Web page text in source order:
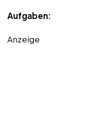
Aufgaben:
Anzeige